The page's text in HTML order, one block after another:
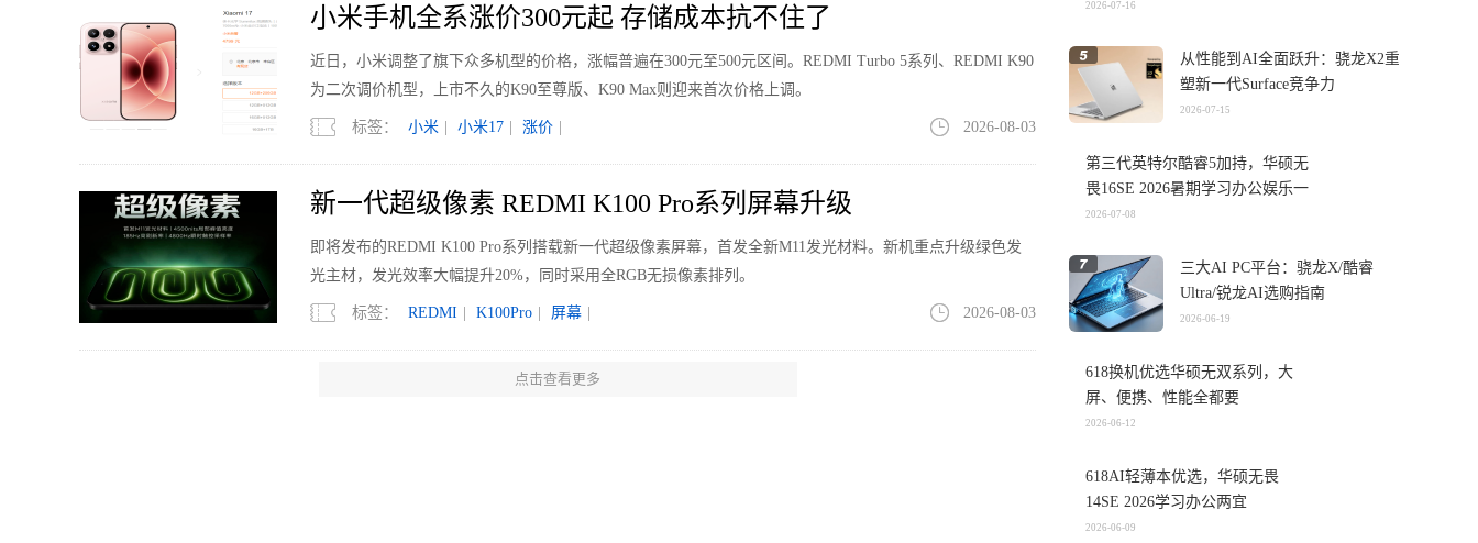
小米手机全系涨价300元起 存储成本抗不住了
近日，小米调整了旗下众多机型的价格，涨幅普遍在300元至500元区间。REDMI Turbo 5系列、REDMI K90
为二次调价机型，上市不久的K90至尊版、K90 Max则迎来首次价格上调。
标签： 小米 小米17 涨价 2026-08-03
新一代超级像素 REDMI K100 Pro系列屏幕升级
即将发布的REDMI K100 Pro系列搭载新一代超级像素屏幕，首发全新M11发光材料。新机重点升级绿色发
光主材，发光效率大幅提升20%，同时采用全RGB无损像素排列。
标签： REDMI K100Pro 屏幕 2026-08-03
国内电视销量下滑但均价走高 大屏与Mini LED引领升级
点击查看更多
位
2026-07-16
从性能到AI全面跃升：骁龙X2重
塑新一代Surface竞争力
2026-07-15
第三代英特尔酷睿5加持，华硕无
畏16SE 2026暑期学习办公娱乐一
机搞定
2026-07-08
三大AI PC平台：骁龙X/酷睿
Ultra/锐龙AI选购指南
2026-06-19
618换机优选华硕无双系列，大
屏、便携、性能全都要
2026-06-12
618AI轻薄本优选，华硕无畏
14SE 2026学习办公两宜
2026-06-09